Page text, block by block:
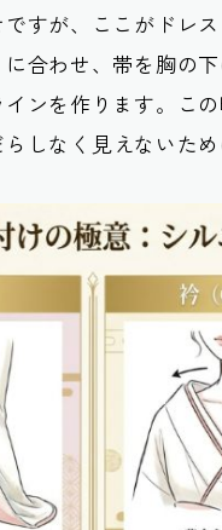
すが、ここがドレ
合わせ、帯を胸の
インを作ります。こ
しなく見えないため